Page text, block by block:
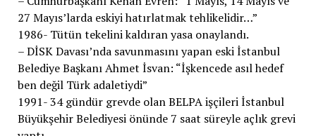
27 Mayıs’larda eskiyi hatırlatmak tehlikelidir…”
1986- Tütün tekelini kaldıran yasa onaylandı.
– DİSK Davası’nda savunmasını yapan eski İstanbul
Belediye Başkanı Ahmet İsvan: “İşkencede asıl hedef
ben değil Türk adaletiydi”
1991- 34 gündür grevde olan BELPA işçileri İstanbul
Büyükşehir Belediyesi önünde 7 saat süreyle açlık grevi